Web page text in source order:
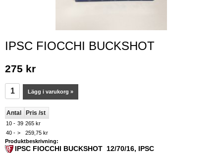
IPSC FIOCCHI BUCKSHOT
275 kr
Lägg i varukorg »
Antal Pris /st
10 - 39 265 kr
40 - >
259,75 kr
Produktbeskrivning:
IPSC FIOCCHI BUCKSHOT 12/70/16, IPSC